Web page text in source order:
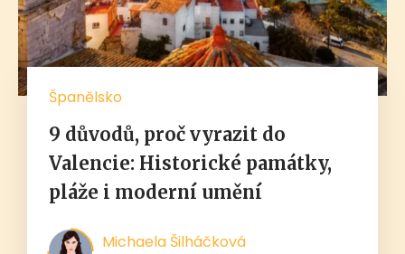
Španělsko
9 důvodů, proč vyrazit do
Valencie: Historické památky,
pláže i moderní umění
Michaela Šilháčková